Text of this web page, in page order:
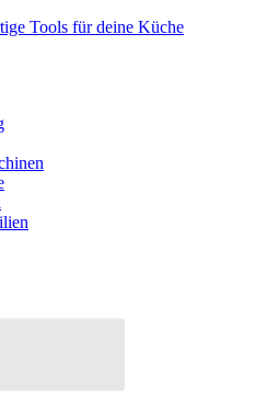
Tools für deine Küche